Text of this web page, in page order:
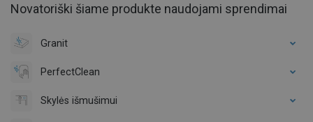
Novatoriški šiame produkte naudojami sprendimai
Granit
PerfectClean
Skylės išmušimui